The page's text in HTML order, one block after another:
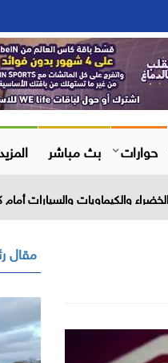
حوارات بث مباشر
والكيماويات والسيارات أمام
مقال